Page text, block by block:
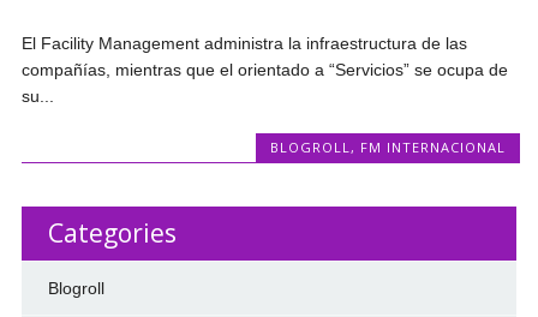
El Facility Management administra la infraestructura de las
compañías, mientras que el orientado a “Servicios” se ocupa de
su...
BLOGROLL , FM INTERNACIONAL
Categories
Blogroll